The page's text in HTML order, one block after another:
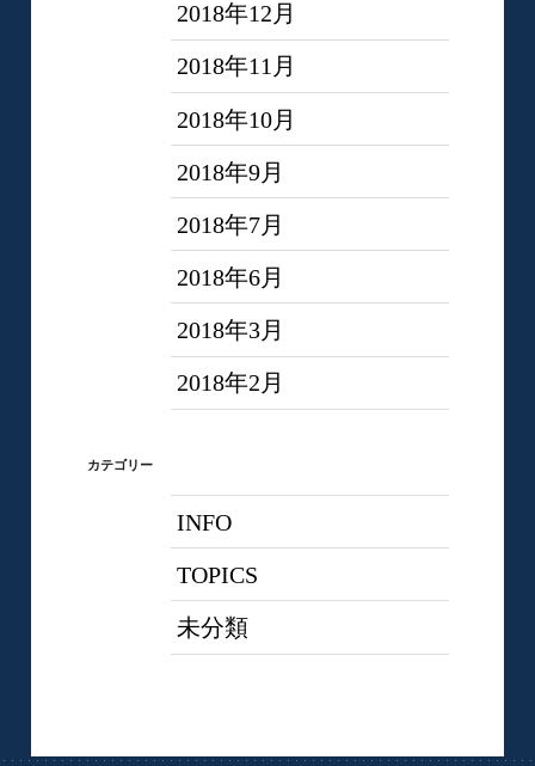
2018年12月
2018年11月
2018年10月
2018年9月
2018年7月
2018年6月
2018年3月
2018年2月
カテゴリー
INFO
TOPICS
未分類